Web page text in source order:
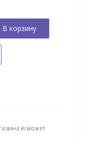
В корзину
и может